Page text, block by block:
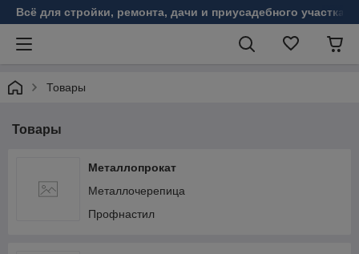
Всё для стройки, ремонта, дачи и приусадебного участка!
Товары
Товары
Металлопрокат
Металлочерепица
Профнастил